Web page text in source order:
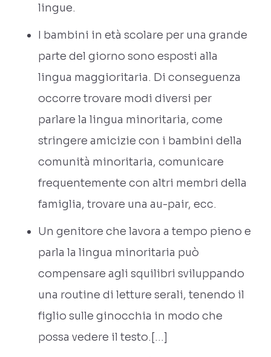
lingue.
I bambini in età scolare per una grande
parte del giorno sono esposti alla
lingua maggioritaria. Di conseguenza
occorre trovare modi diversi per
parlare la lingua minoritaria, come
stringere amicizie con i bambini della
comunità minoritaria, comunicare
frequentemente con altri membri della
famiglia, trovare una au-pair, ecc.
Un genitore che lavora a tempo pieno e
parla la lingua minoritaria può
compensare agli squilibri sviluppando
una routine di letture serali, tenendo il
figlio sulle ginocchia in modo che
possa vedere il testo.[…]